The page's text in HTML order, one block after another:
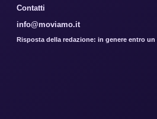
Contatti
info@moviamo.it
Risposta della redazione: in genere entro